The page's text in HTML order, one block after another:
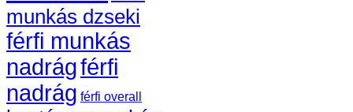
munkás dzseki
férfi munkás
nadrágférfi
nadrág férfi overall